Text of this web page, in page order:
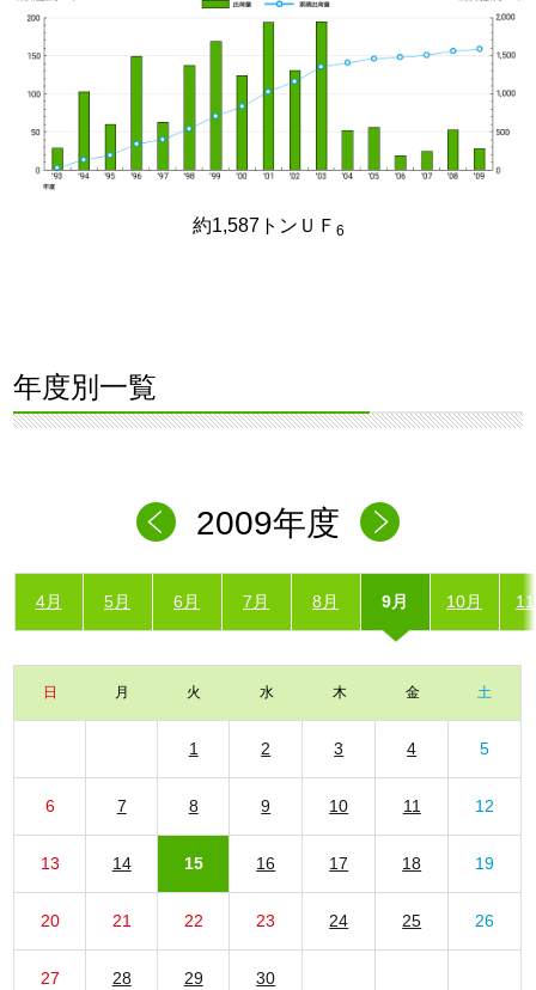
約1,587トンＵＦ 6
年度別一覧
2009年度
4月 5月 6月 7月 8月 9月 10月
日 月 火 水 木 金 土
1 2 3 4 5
6 7 8 9 10 11 12
13 14 15 16 17 18 19
20 21 22 23 24 25 26
27 28 29 30